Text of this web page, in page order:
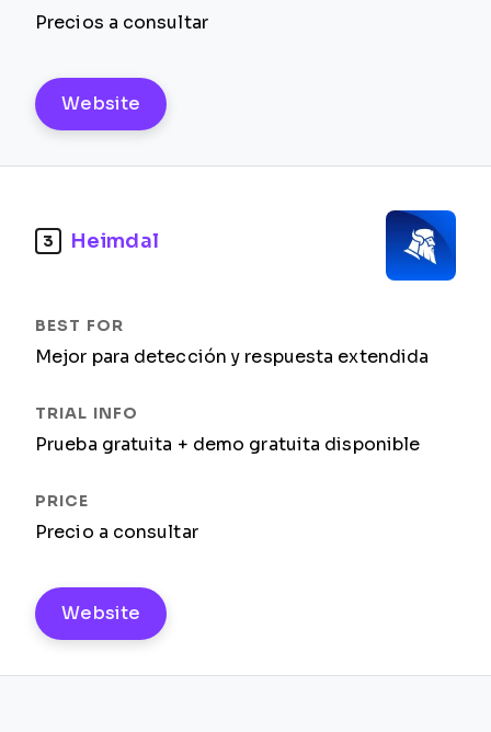
Precios a consultar
Website
3 Heimdal
Mejor para detección y respuesta extendida
Prueba gratuita + demo gratuita disponible
Precio a consultar
Website